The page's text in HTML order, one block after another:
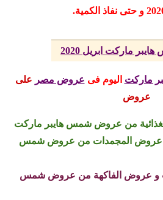
ماركت ابريل 2020
ماركت اليومفى عروض مصر على
عروض
من عروض شمس هايبر ماركت
عروض المجمدات من عروض شمس
و عروض الفاكهة من عروض شمس